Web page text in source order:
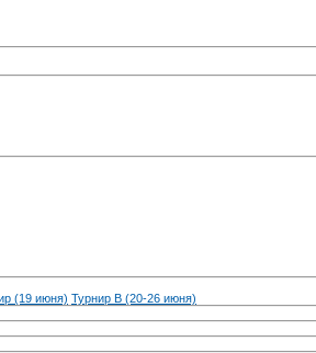
(19 июня) Турнир B (20-26 июня)